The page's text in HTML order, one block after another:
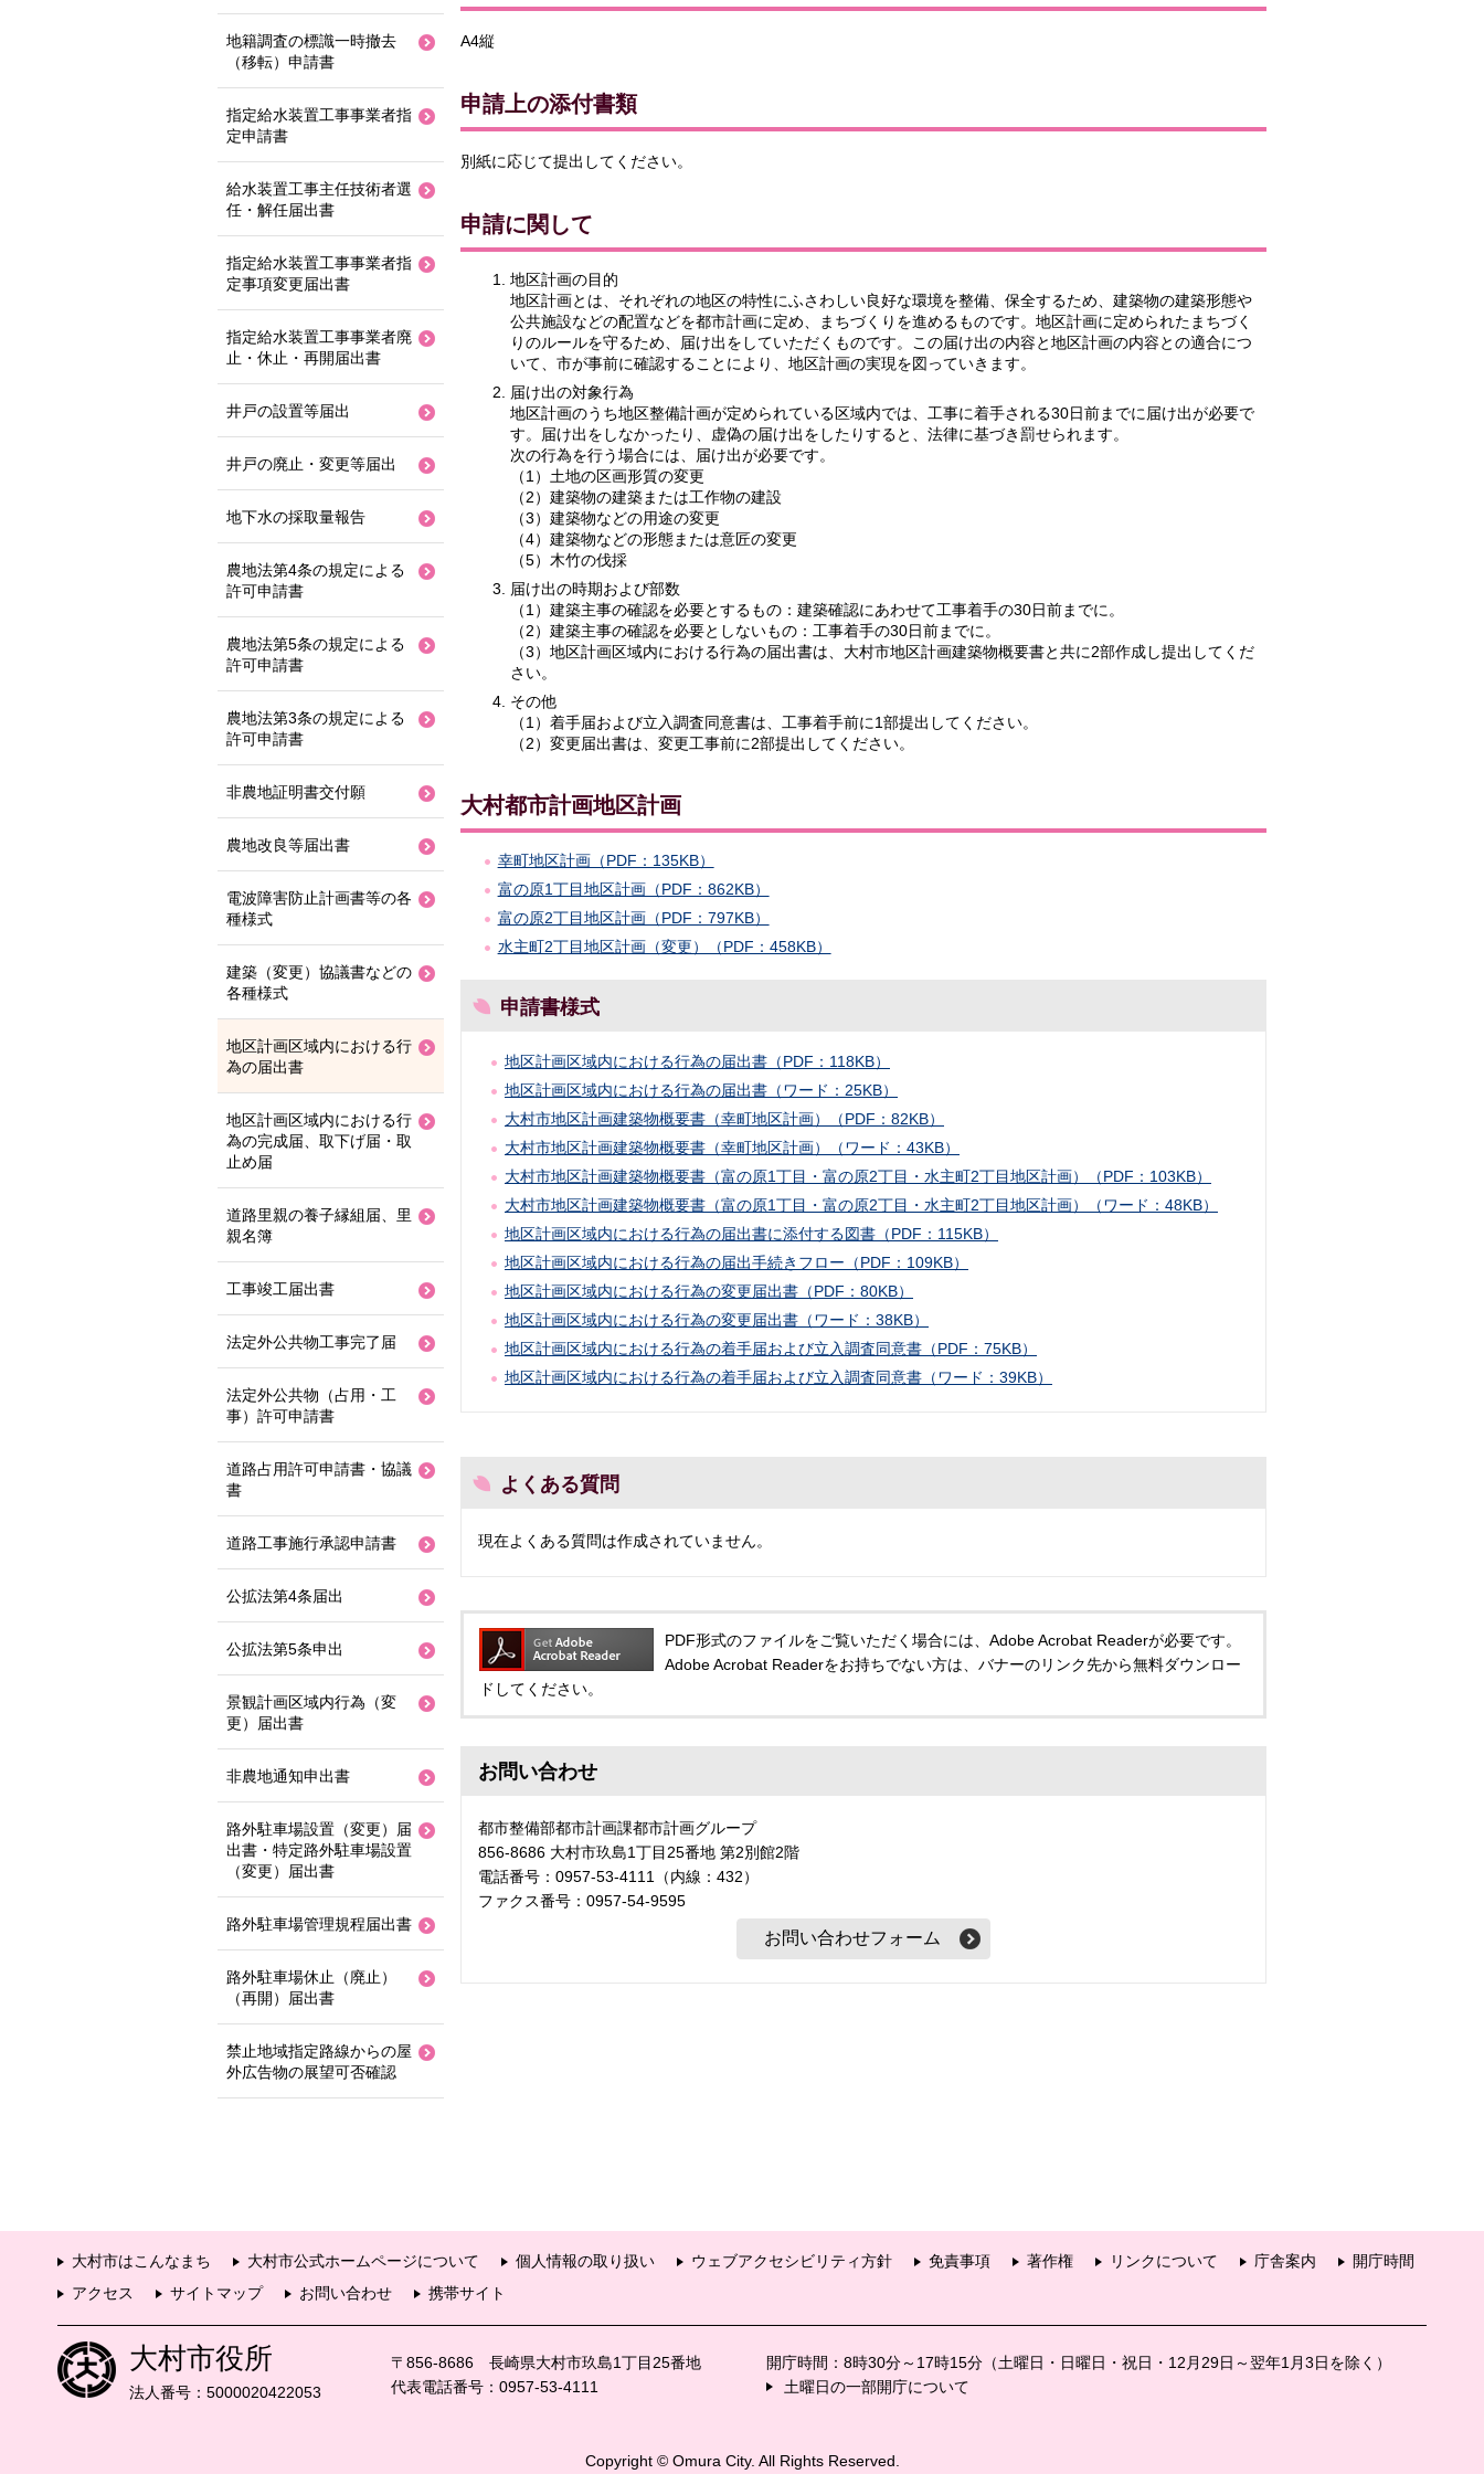
A4縦
申請上の添付書類
別紙に応じて提出してください。
申請に関して
地区計画の目的
地区計画とは、それぞれの地区の特性にふさわしい良好な環境を整備、保全するため、建築物の建築形態や
公共施設などの配置などを都市計画に定め、まちづくりを進めるものです。地区計画に定められたまちづく
りのルールを守るため、届け出をしていただくものです。この届け出の内容と地区計画の内容との適合につ
いて、市が事前に確認することにより、地区計画の実現を図っていきます。
届け出の対象行為
地区計画のうち地区整備計画が定められている区域内では、工事に着手される30日前までに届け出が必要で
す。届け出をしなかったり、虚偽の届け出をしたりすると、法律に基づき罰せられます。
次の行為を行う場合には、届け出が必要です。
（1）土地の区画形質の変更
（2）建築物の建築または工作物の建設
（3）建築物などの用途の変更
（4）建築物などの形態または意匠の変更
（5）木竹の伐採
届け出の時期および部数
（1）建築主事の確認を必要とするもの：建築確認にあわせて工事着手の30日前までに。
（2）建築主事の確認を必要としないもの：工事着手の30日前までに。
（3）地区計画区域内における行為の届出書は、大村市地区計画建築物概要書と共に2部作成し提出してくだ
さい。
その他
（1）着手届および立入調査同意書は、工事着手前に1部提出してください。
（2）変更届出書は、変更工事前に2部提出してください。
大村都市計画地区計画
幸町地区計画（PDF：135KB）
富の原1丁目地区計画（PDF：862KB）
富の原2丁目地区計画（PDF：797KB）
水主町2丁目地区計画（変更）（PDF：458KB）
申請書様式
地区計画区域内における行為の届出書（PDF：118KB）
地区計画区域内における行為の届出書（ワード：25KB）
大村市地区計画建築物概要書（幸町地区計画）（PDF：82KB）
大村市地区計画建築物概要書（幸町地区計画）（ワード：43KB）
大村市地区計画建築物概要書（富の原1丁目・富の原2丁目・水主町2丁目地区計画）（PDF：103KB）
大村市地区計画建築物概要書（富の原1丁目・富の原2丁目・水主町2丁目地区計画）（ワード：48KB）
地区計画区域内における行為の届出書に添付する図書（PDF：115KB）
地区計画区域内における行為の届出手続きフロー（PDF：109KB）
地区計画区域内における行為の変更届出書（PDF：80KB）
地区計画区域内における行為の変更届出書（ワード：38KB）
地区計画区域内における行為の着手届および立入調査同意書（PDF：75KB）
地区計画区域内における行為の着手届および立入調査同意書（ワード：39KB）
よくある質問
現在よくある質問は作成されていません。
PDF形式のファイルをご覧いただく場合には、Adobe Acrobat Readerが必要です。
Adobe Acrobat Readerをお持ちでない方は、バナーのリンク先から無料ダウンロー
ドしてください。
お問い合わせ
都市整備部都市計画課都市計画グループ
856-8686 大村市玖島1丁目25番地 第2別館2階
電話番号：0957-53-4111（内線：432）
ファクス番号：0957-54-9595
地籍調査の標識一時撤去
（移転）申請書
指定給水装置工事事業者指
定申請書
給水装置工事主任技術者選
任・解任届出書
指定給水装置工事事業者指
定事項変更届出書
指定給水装置工事事業者廃
止・休止・再開届出書
井戸の設置等届出
井戸の廃止・変更等届出
地下水の採取量報告
農地法第4条の規定による
許可申請書
農地法第5条の規定による
許可申請書
農地法第3条の規定による
許可申請書
非農地証明書交付願
農地改良等届出書
電波障害防止計画書等の各
種様式
建築（変更）協議書などの
各種様式
地区計画区域内における行
為の届出書
地区計画区域内における行
為の完成届、取下げ届・取
止め届
道路里親の養子縁組届、里
親名簿
工事竣工届出書
法定外公共物工事完了届
法定外公共物（占用・工
事）許可申請書
道路占用許可申請書・協議
書
道路工事施行承認申請書
公拡法第4条届出
公拡法第5条申出
景観計画区域内行為（変
更）届出書
非農地通知申出書
路外駐車場設置（変更）届
出書・特定路外駐車場設置
（変更）届出書
路外駐車場管理規程届出書
路外駐車場休止（廃止）
（再開）届出書
禁止地域指定路線からの屋
外広告物の展望可否確認
大村市はこんなまち 大村市公式ホームページについて 個人情報の取り扱い ウェブアクセシビリティ方針 免責事項 著作権 リンクについて 庁舎案内
開庁時間
アクセス
サイトマップ お問い合わせ 携帯サイト
大村市役所
法人番号：5000020422053
〒856-8686 長崎県大村市玖島1丁目25番地
代表電話番号：0957-53-4111
開庁時間：8時30分～17時15分（土曜日・日曜日・祝日・12月29日～翌年1月3日を除く）
土曜日の一部開庁について
Copyright © Omura City. All Rights Reserved.